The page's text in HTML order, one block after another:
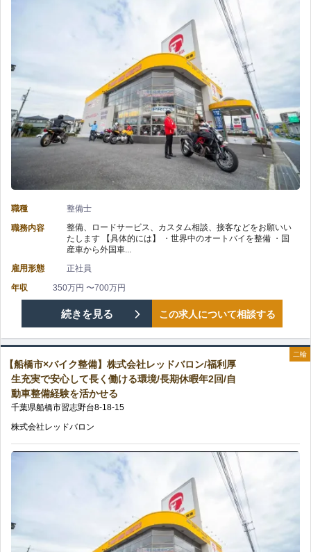
つ
て
け
る/
長
期
休
暇
あ
り
中
途
入
社
で
安
心
の
研
修
制
度
ク
備】
式
会
社
レ
ド
バ
職種
整備士
職務内容
整備、ロードサービス、カスタム相談、接客などをお願いい
たします 【具体的には】 ・世界中のオートバイを整備 ・国
産車から外国車...
雇用形態
正社員
年収
350万円 〜700万円
【船
橋
市
×
バ
イ
続きを見る この求人について相談する
二輪
【船橋市×バイク整備】株式会社レッドバロン/福利厚
生充実で安心して長く働ける環境/長期休暇年2回/自
動車整備経験を活かせる
千葉県船橋市習志野台8-18-15
株式会社レッドバロン